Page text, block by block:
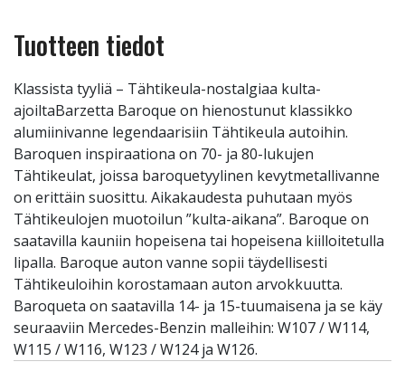
Tuotteen tiedot
Klassista tyyliä – Tähtikeula-nostalgiaa kulta-
ajoiltaBarzetta Baroque on hienostunut klassikko
alumiinivanne legendaarisiin Tähtikeula autoihin.
Baroquen inspiraationa on 70- ja 80-lukujen
Tähtikeulat, joissa baroquetyylinen kevytmetallivanne
on erittäin suosittu. Aikakaudesta puhutaan myös
Tähtikeulojen muotoilun ”kulta-aikana”. Baroque on
saatavilla kauniin hopeisena tai hopeisena kiilloitetulla
lipalla. Baroque auton vanne sopii täydellisesti
Tähtikeuloihin korostamaan auton arvokkuutta.
Baroqueta on saatavilla 14- ja 15-tuumaisena ja se käy
seuraaviin Mercedes-Benzin malleihin: W107 / W114,
W115 / W116, W123 / W124 ja W126.